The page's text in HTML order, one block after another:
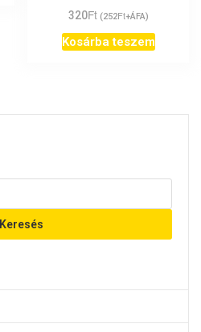
320Ft (252Ft+ÁFA)
Kosárba teszem
Keresés